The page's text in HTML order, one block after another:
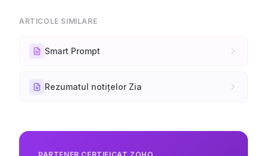
ARTICOLE SIMILARE
Smart Prompt
Rezumatul notițelor Zia